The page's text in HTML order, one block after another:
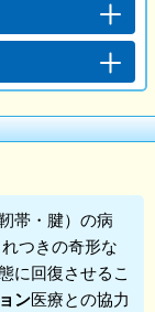
帯・腱）の病
つきの奇形な
に回復させるこ
ン医療との協力